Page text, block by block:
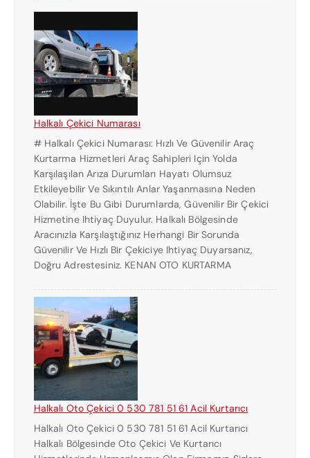
Halkalı Çekici Numarası
# Halkalı Çekici Numarası: Hızlı Ve Güvenilir Araç
Kurtarma Hizmetleri Araç Sahipleri Için Yolda
Karşılaşılan Arıza Durumları Hayatı Olumsuz
Etkileyebilir Ve Sıkıntılı Anlar Yaşanmasına Neden
Olabilir. İşte Bu Gibi Durumlarda, Güvenilir Bir Çekici
Hizmetine Ihtiyaç Duyulur. Halkalı Bölgesinde
Aracınızla Karşılaştığınız Herhangi Bir Sorunda
Güvenilir Ve Hızlı Bir Çekiciye Ihtiyaç Duyarsanız,
Doğru Adrestesiniz. KENAN OTO KURTARMA
Halkalı Oto Çekici 0 530 781 51 61 Acil Kurtarıcı
Halkalı Oto Çekici 0 530 781 51 61 Acil Kurtarıcı
Halkalı Bölgesinde Oto Çekici Ve Kurtarıcı